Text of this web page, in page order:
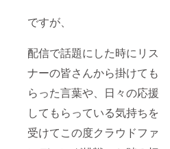
ですが、
配信で話題にした時にリス
ナーの皆さんから掛けても
らった言葉や、日々の応援
してもらっている気持ちを
受けてこの度クラウドファ